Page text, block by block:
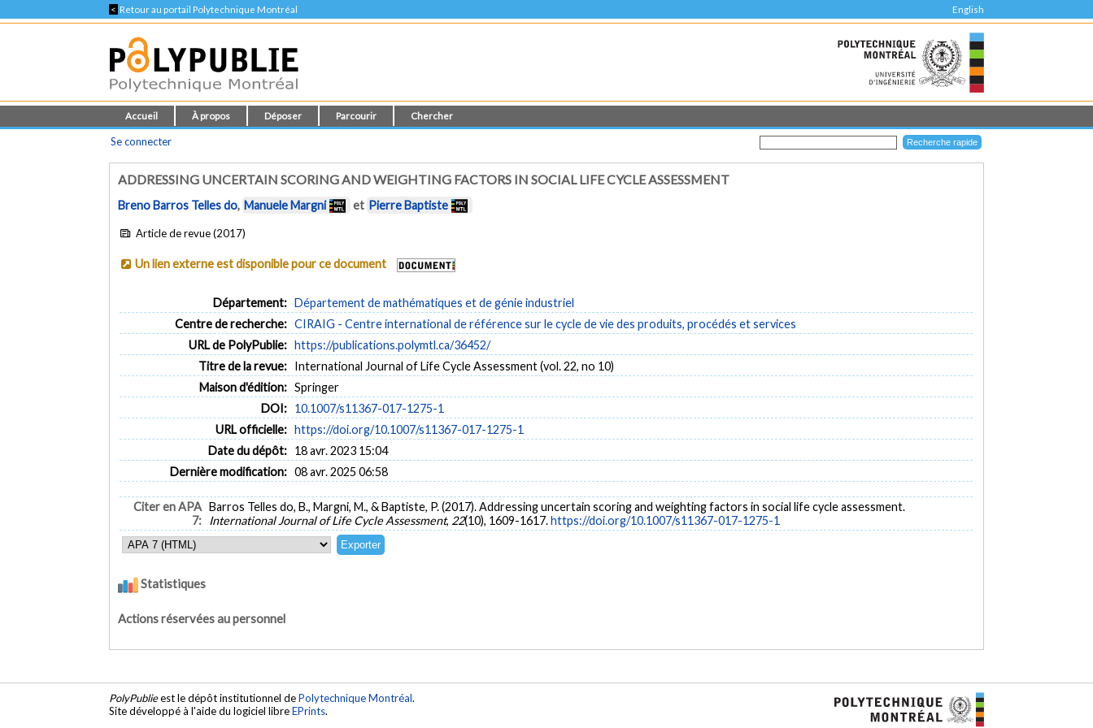
< Retour au portail Polytechnique Montréal English
Accueil À propos Déposer Parcourir Chercher
Se connecter
ADDRESSING UNCERTAIN SCORING AND WEIGHTING FACTORS IN SOCIAL LIFE CYCLE ASSESSMENT
Breno Barros Telles do, Manuele Margni et Pierre Baptiste
Article de revue (2017)
Un lien externe est disponible pour ce document
Département: Département de mathématiques et de génie industriel
Centre de recherche: CIRAIG - Centre international de référence sur le cycle de vie des produits, procédés et services
URL de PolyPublie: https://publications.polymtl.ca/36452/
Titre de la revue: International Journal of Life Cycle Assessment (vol. 22, no 10)
Maison d'édition: Springer
DOI: 10.1007/s11367-017-1275-1
URL officielle: https://doi.org/10.1007/s11367-017-1275-1
Date du dépôt: 18 avr. 2023 15:04
Dernière modification: 08 avr. 2025 06:58
Citer en APA
7:
Barros Telles do, B., Margni, M., & Baptiste, P. (2017). Addressing uncertain scoring and weighting factors in social life cycle assessment.
International Journal of Life Cycle Assessment, 22(10), 1609-1617.https://doi.org/10.1007/s11367-017-1275-1
Statistiques
Actions réservées au personnel
PolyPublieest le dépôt institutionnel dePolytechnique Montréal.
Site développé à l'aide du logiciel libreEPrints.